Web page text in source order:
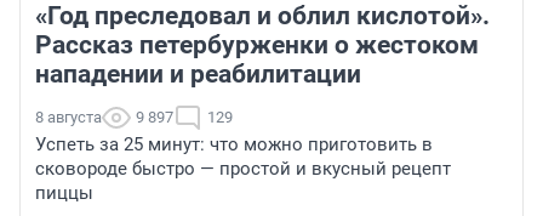
«Год преследовал и облил кислотой».
Рассказ петербурженки о жестоком
нападении и реабилитации
8 августа 9 897 129
Успеть за 25 минут: что можно приготовить в
сковороде быстро — простой и вкусный рецепт
пиццы